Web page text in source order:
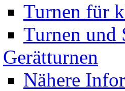
Turnen für
Turnen und
Gerätturnen
Nähere